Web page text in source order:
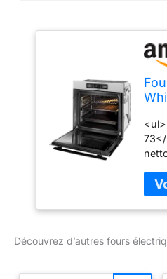
Découvrez d’autres fours